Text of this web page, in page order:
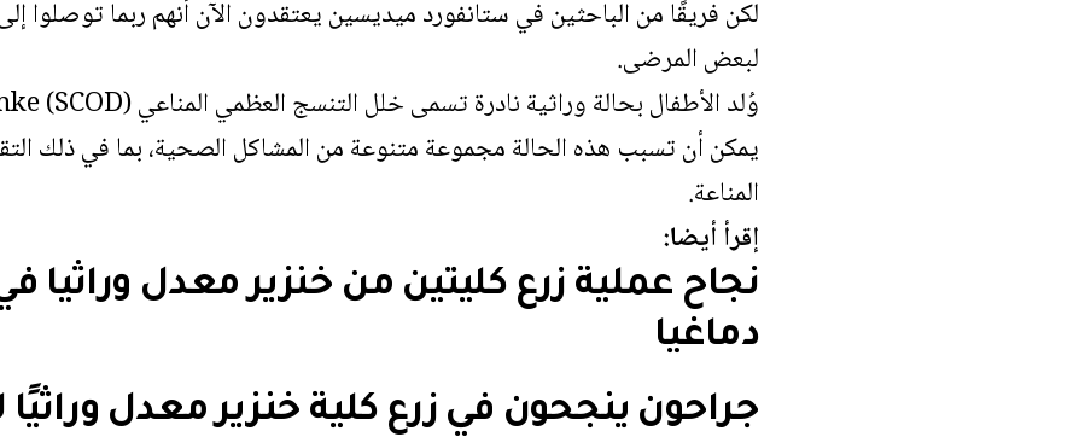
لكن فريقًا من الباحثين في ستانفورد ميديسين يعتقدون الآن أنهم ربما توصلوا
لبعض المرضى.
وُلد الأطفال بحالة وراثية نادرة تسمى خلل التنسج العظمي المناعي Schimke (SCOD).
يمكن أن تسبب هذه الحالة مجموعة متنوعة من المشاكل الصحية، بما في ذلك
المناعة.
إقرأ أيضا:
نجاح عملية زرع كليتين من خنزير معدل
دماغيا
جراحون ينجحون في زرع كلية خنزير معدل